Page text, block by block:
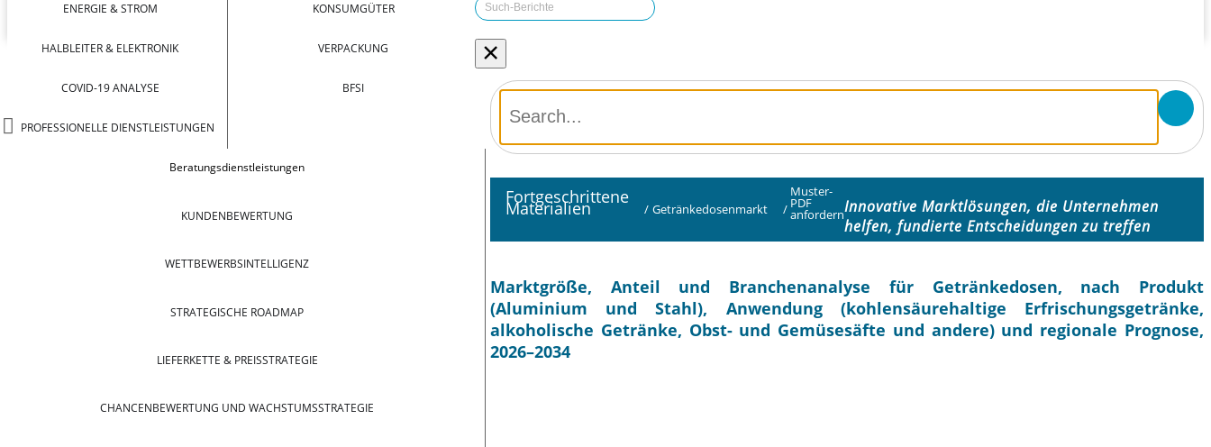
ENERGIE & STROM
HALBLEITER & ELEKTRONIK
COVID-19 ANALYSE
PROFESSIONELLE DIENSTLEISTUNGEN
KONSUMGÜTER
VERPACKUNG
BFSI
Beratungsdienstleistungen
KUNDENBEWERTUNG
WETTBEWERBSINTELLIGENZ
STRATEGISCHE ROADMAP
LIEFERKETTE & PREISSTRATEGIE
CHANCENBEWERTUNG UND WACHSTUMSSTRATEGIE
×
Fortgeschrittene
Materialien / Getränkedosenmarkt /
Muster-
PDF
anfordernInnovative Marktlösungen, die Unternehmen
helfen, fundierte Entscheidungen zu treffen
Marktgröße, Anteil und Branchenanalyse für Getränkedosen, nach Produkt
(Aluminium und Stahl), Anwendung (kohlensäurehaltige Erfrischungsgetränke,
alkoholische Getränke, Obst- und Gemüsesäfte und andere) und regionale Prognose,
2026–2034